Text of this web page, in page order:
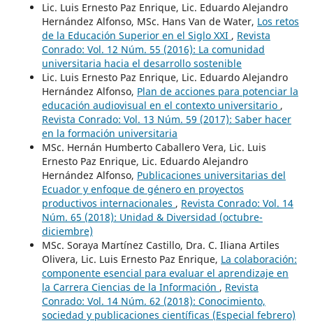
Lic. Luis Ernesto Paz Enrique, Lic. Eduardo Alejandro
Hernández Alfonso, MSc. Hans Van de Water, Los retos
de la Educación Superior en el Siglo XXI , Revista
Conrado: Vol. 12 Núm. 55 (2016): La comunidad
universitaria hacia el desarrollo sostenible
Lic. Luis Ernesto Paz Enrique, Lic. Eduardo Alejandro
Hernández Alfonso, Plan de acciones para potenciar la
educación audiovisual en el contexto universitario ,
Revista Conrado: Vol. 13 Núm. 59 (2017): Saber hacer
en la formación universitaria
MSc. Hernán Humberto Caballero Vera, Lic. Luis
Ernesto Paz Enrique, Lic. Eduardo Alejandro
Hernández Alfonso, Publicaciones universitarias del
Ecuador y enfoque de género en proyectos
productivos internacionales , Revista Conrado: Vol. 14
Núm. 65 (2018): Unidad & Diversidad (octubre-
diciembre)
MSc. Soraya Martínez Castillo, Dra. C. Iliana Artiles
Olivera, Lic. Luis Ernesto Paz Enrique, La colaboración:
componente esencial para evaluar el aprendizaje en
la Carrera Ciencias de la Información , Revista
Conrado: Vol. 14 Núm. 62 (2018): Conocimiento,
sociedad y publicaciones científicas (Especial febrero)